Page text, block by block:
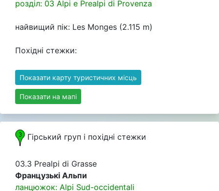
розділ: 03 Alpi e Prealpi di Provenza
найвищий пік: Les Monges (2.115 m)
Похідні стежки:
Показати карту туристичних місць
Показати на мапі
Гірський груп i похідні стежки
03.3 Prealpi di Grasse
Французькі Альпи
ланцюжок: Alpi Sud-occidentali